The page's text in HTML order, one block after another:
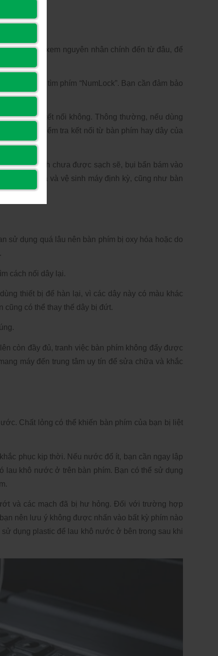
quan để xem nguyên nhân chính đến từ đâu, để
phím và tìm phím “NumLock”. Bạn cần đảm bảo
lỏng dây kết nối không. Thông thường, nếu dùng
đó, việc kiểm tra kết nối từ bàn phím hay dây của
như vệ sinh chưa được sạch sẽ, bụi bẩn bám vào
kiểm tra và vệ sinh máy định kỳ, cũng như bàn
sử dụng quá lâu nên bàn phím bị oxy hóa hoặc do
cách nối dây lại.
thiết bị để hàn lại, vì các dây này có màu khác
cũng có thể thay thế dây bị đứt.
còn đầy đủ, tranh việc bàn phím không đẩy được
máy đến trung tâm uy tín để sửa chữa và khắc
Chất lỏng có thể khiến bàn phím của bạn bị liệt
phục kịp thời. Nếu nước đổ ít, bạn cần ngay lập
lau khô nước ở trên bàn phím. Bạn có thể sử dụng
và các mạch đã bị hư hỏng. Đối với trường hợp
nên lưu ý không được nhấn vào bất kỳ phím nào
dụng plastic để lau khô nước ở bên trong sau khi